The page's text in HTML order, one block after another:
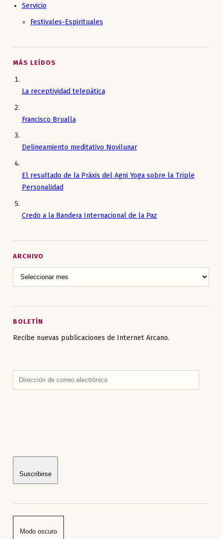
Servicio
Festivales-Espirituales
MÁS LEÍDOS
La receptividad telepática
Francisco Brualla
Delineamiento meditativo Novilunar
El resultado de la Práxis del Agni Yoga sobre la Triple
Personalidad
Credo a la Bandera Internacional de la Paz
ARCHIVO
BOLETÍN
Recibe nuevas publicaciones de Internet Arcano.
Dirección
de
Suscribirse
Modo oscuro